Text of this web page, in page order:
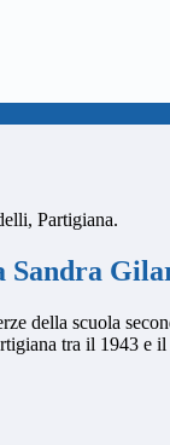
Partigiana.
Sandra
della scuola
tra il 1943 e il